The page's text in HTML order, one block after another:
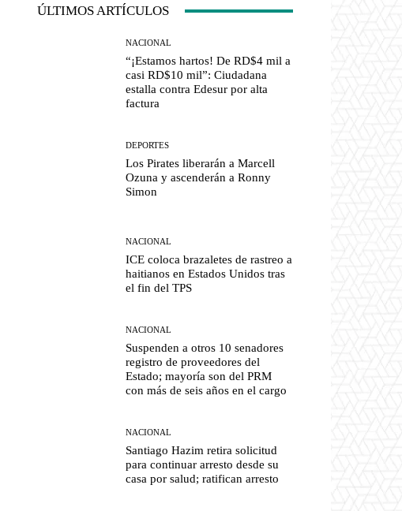
ÚLTIMOS ARTÍCULOS
NACIONAL
“¡Estamos hartos! De RD$4 mil a
casi RD$10 mil”: Ciudadana
estalla contra Edesur por alta
factura
DEPORTES
Los Pirates liberarán a Marcell
Ozuna y ascenderán a Ronny
Simon
NACIONAL
ICE coloca brazaletes de rastreo a
haitianos en Estados Unidos tras
el fin del TPS
NACIONAL
Suspenden a otros 10 senadores
registro de proveedores del
Estado; mayoría son del PRM
con más de seis años en el cargo
NACIONAL
Santiago Hazim retira solicitud
para continuar arresto desde su
casa por salud; ratifican arresto